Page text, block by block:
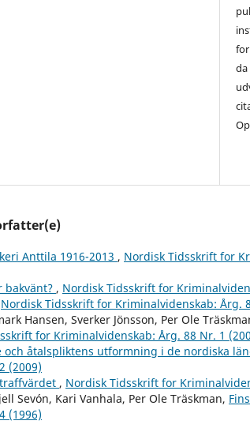
Anttila 1916-2013 , Nordisk Tidsskrift for
bakvänt? , Nordisk Tidsskrift for
Nordisk Tidsskrift for Kriminalvidenskab: Årg.
Hansen, Sverker Jönsson, Per Ole
for Kriminalvidenskab: Årg. 88 Nr. 1
och åtalspliktens utformning i de nordiska
(2009)
, Nordisk Tidsskrift for
Sevón, Kari Vanhala, Per Ole Träskman,
(1996)